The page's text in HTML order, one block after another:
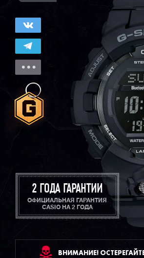
2 ГОДА ГАРАНТИИ
ОФИЦИАЛЬНАЯ ГАРАНТИЯ
CASIO НА 2 ГОДА
ВНИМАНИЕ!